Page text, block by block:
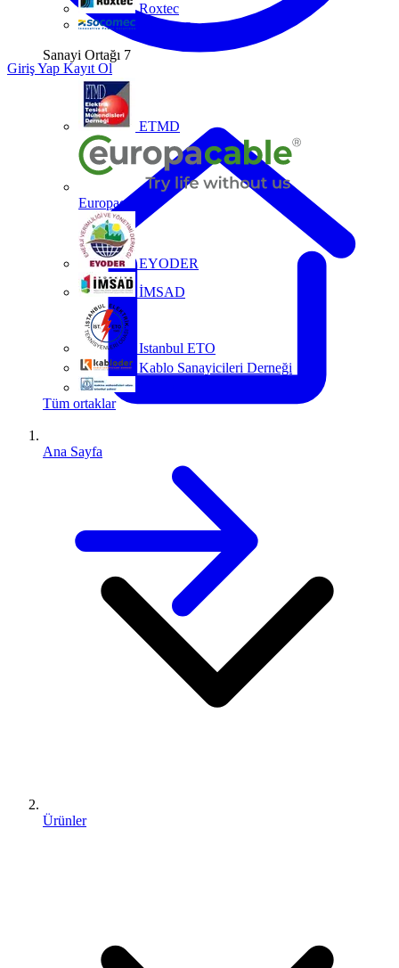
Roxtec
Socomec
Sanayi Ortağı 7
ETMD
Europacable
EYODER
İMSAD
Istanbul ETO
Kablo Sanayicileri Derneği
Tüm ortaklar
Giriş Yap Kayıt Ol
Ana Sayfa
Ürünler